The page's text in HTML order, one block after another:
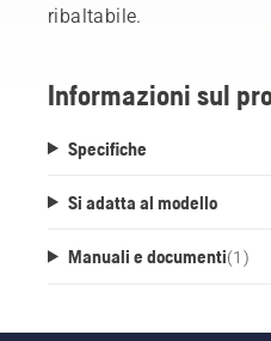
ribaltabile.
Informazioni sul
Specifiche
Si adatta al modello
Manuali e documenti(1 )